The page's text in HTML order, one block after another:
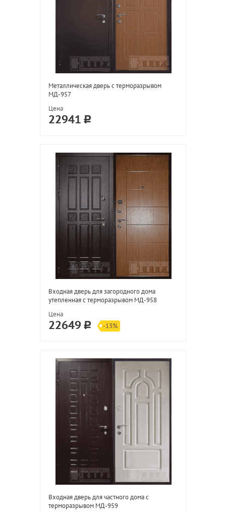
Металлическая дверь с терморазрывом
МД-957
Цена
22941
Входная дверь для загородного дома
утепленная с терморазрывом МД-958
Цена
22649 -13%
Входная дверь для частного дома с
терморазрывом МД-959